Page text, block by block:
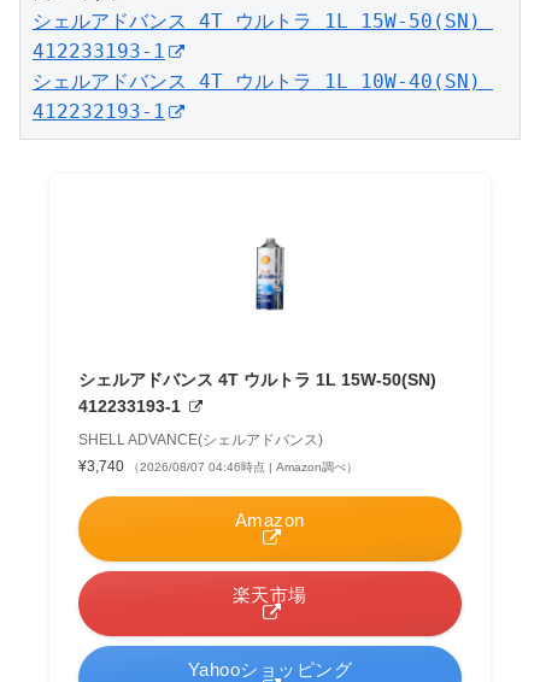
シェルアドバンス 4T ウルトラ 1L 15W-50(SN)
412233193-1
シェルアドバンス 4T ウルトラ 1L 10W-40(SN)
412232193-1
シェルアドバンス 4T ウルトラ 1L 15W-50(SN)
412233193-1
SHELL ADVANCE(シェルアドバンス)
¥3,740
（2026/08/07 04:46時点 | Amazon調べ）
Amazon
楽天市場
Yahooショッピング